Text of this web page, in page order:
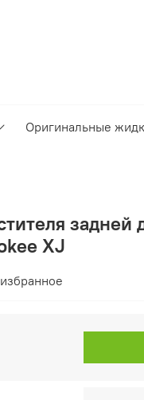
Оригинальные
задней
XJ